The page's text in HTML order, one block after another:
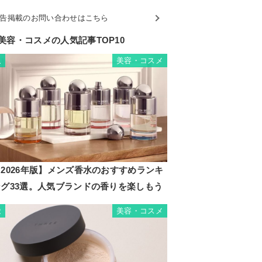
掲載のお問い合わせはこちら
容・コスメの人気記事TOP10
美容・コスメ
年版】メンズ香水のおすすめランキ
33選。人気ブランドの香りを楽しもう
美容・コスメ